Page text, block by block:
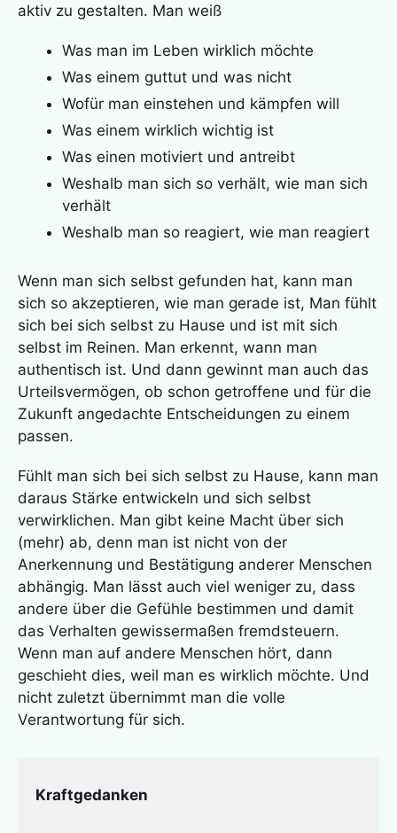
aktiv zu gestalten. Man weiß
Was man im Leben wirklich möchte
Was einem guttut und was nicht
Wofür man einstehen und kämpfen will
Was einem wirklich wichtig ist
Was einen motiviert und antreibt
Weshalb man sich so verhält, wie man sich
verhält
Weshalb man so reagiert, wie man reagiert
Wenn man sich selbst gefunden hat, kann man
sich so akzeptieren, wie man gerade ist, Man fühlt
sich bei sich selbst zu Hause und ist mit sich
selbst im Reinen. Man erkennt, wann man
authentisch ist. Und dann gewinnt man auch das
Urteilsvermögen, ob schon getroffene und für die
Zukunft angedachte Entscheidungen zu einem
passen.
Fühlt man sich bei sich selbst zu Hause, kann man
daraus Stärke entwickeln und sich selbst
verwirklichen. Man gibt keine Macht über sich
(mehr) ab, denn man ist nicht von der
Anerkennung und Bestätigung anderer Menschen
abhängig. Man lässt auch viel weniger zu, dass
andere über die Gefühle bestimmen und damit
das Verhalten gewissermaßen fremdsteuern.
Wenn man auf andere Menschen hört, dann
geschieht dies, weil man es wirklich möchte. Und
nicht zuletzt übernimmt man die volle
Verantwortung für sich.
Kraftgedanken